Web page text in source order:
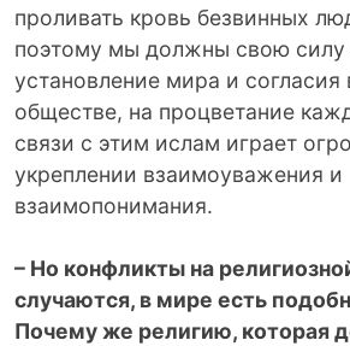
проливать кровь безвинных
поэтому мы должны свою силу
установление мира и
обществе, на процветание
связи с этим ислам играет
укреплении взаимоуважения и
взаимопонимания.
– Но конфликты на
случаются, в мире есть
Почему же религию, которая